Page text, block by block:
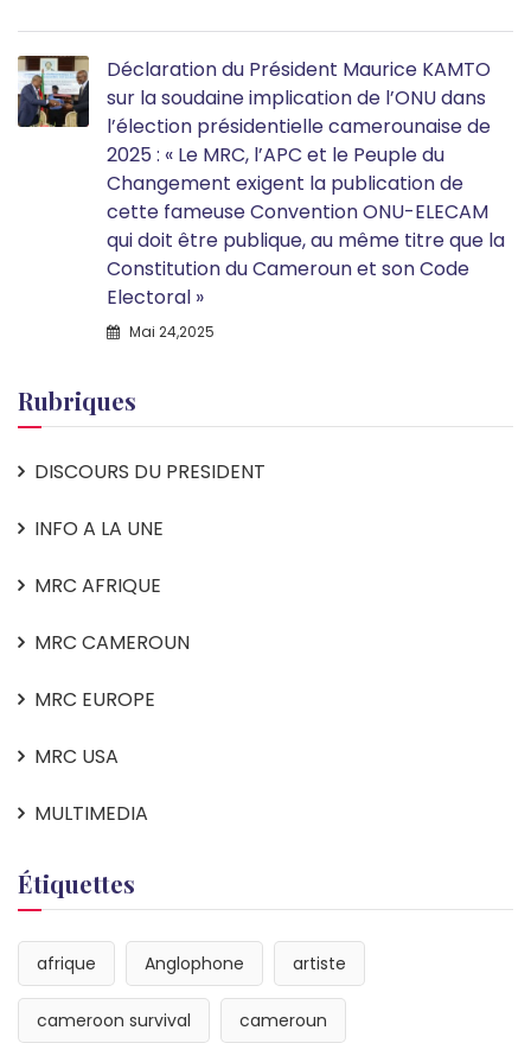
Déclaration du Président Maurice KAMTO
sur la soudaine implication de l’ONU dans
l’élection présidentielle camerounaise de
2025 : « Le MRC, l’APC et le Peuple du
Changement exigent la publication de
cette fameuse Convention ONU-ELECAM
qui doit être publique, au même titre que la
Constitution du Cameroun et son Code
Electoral »
Mai 24,2025
Rubriques
DISCOURS DU PRESIDENT
INFO A LA UNE
MRC AFRIQUE
MRC CAMEROUN
MRC EUROPE
MRC USA
MULTIMEDIA
Étiquettes
afrique Anglophone artiste
cameroon survival cameroun